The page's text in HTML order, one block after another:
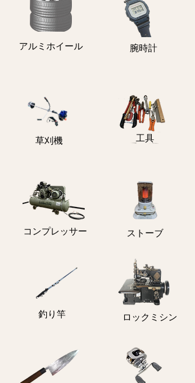
アルミホイール ​腕時計
​草刈機 ​工具
コンプレッサー ストーブ
釣り竿 ロックミシン